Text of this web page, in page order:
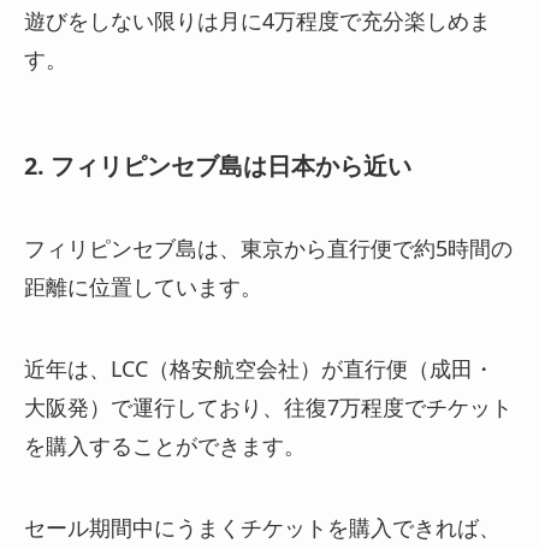
遊びをしない限りは月に4万程度で充分楽しめま
す。
2. フィリピンセブ島は日本から近い
フィリピンセブ島は、東京から直行便で約5時間の
距離に位置しています。
近年は、LCC（格安航空会社）が直行便（成田・
大阪発）で運行しており、往復7万程度でチケット
を購入することができます。
セール期間中にうまくチケットを購入できれば、